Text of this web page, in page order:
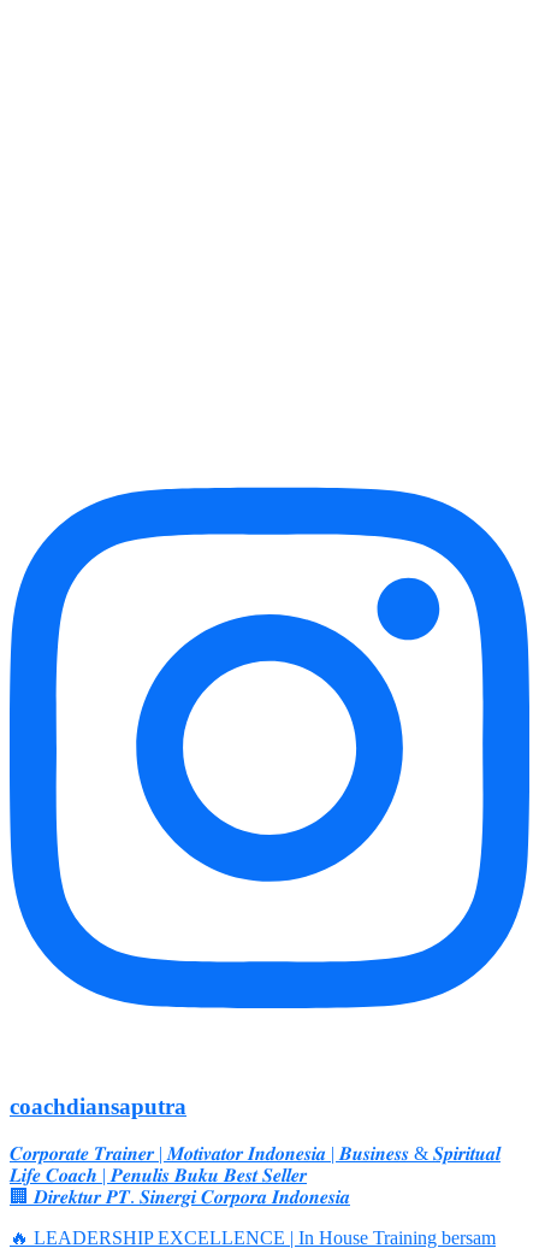
coachdiansaputra
𝑪𝒐𝒓𝒑𝒐𝒓𝒂𝒕𝒆 𝑻𝒓𝒂𝒊𝒏𝒆𝒓 | 𝑴𝒐𝒕𝒊𝒗𝒂𝒕𝒐𝒓 𝑰𝒏𝒅𝒐𝒏𝒆𝒔𝒊𝒂 | 𝑩𝒖𝒔𝒊𝒏𝒆𝒔𝒔 & 𝑺𝒑𝒊𝒓𝒊𝒕𝒖𝒂𝒍
𝑳𝒊𝒇𝒆 𝑪𝒐𝒂𝒄𝒉 | 𝑷𝒆𝒏𝒖𝒍𝒊𝒔 𝑩𝒖𝒌𝒖 𝑩𝒆𝒔𝒕 𝑺𝒆𝒍𝒍𝒆𝒓
🏢 𝑫𝒊𝒓𝒆𝒌𝒕𝒖𝒓 𝑷𝑻. 𝑺𝒊𝒏𝒆𝒓𝒈𝒊 𝑪𝒐𝒓𝒑𝒐𝒓𝒂 𝑰𝒏𝒅𝒐𝒏𝒆𝒔𝒊𝒂
🔥 LEADERSHIP EXCELLENCE | In House Training bersam